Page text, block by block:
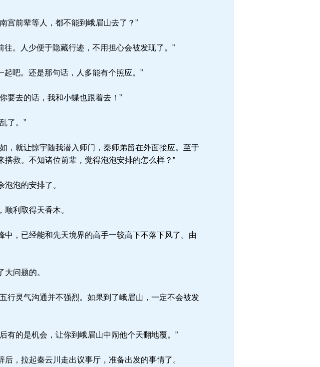
宫前辈等人，都不能到峨眉山去了？”
。人少便于隐藏行迹，不用担心会被发现了。”
吧。还是那句话，人多能有个照应。”
要去的话，我和小蝶也跟着去！”
了。”
，就让惊宇随我潜入师门，秦师弟留在外面接应。至于
救。不知诸位前辈，觉得泡泡安排的怎么样？”
泡的安排了。
利取得天香木。
，已经能和先天境界的高手一较高下不落下风了。由
问题的。
行灵气沟通并不强烈。如果到了峨眉山，一定不会被发
有的是机会，让你到峨眉山中闹他个天翻地覆。”
，拉起秦云川走出议事厅，准备出发的事情了。